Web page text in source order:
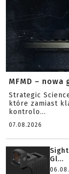
MFMD – nowa
Strategic
które zamiast
kontrolo...
07.08.2026
Gl...